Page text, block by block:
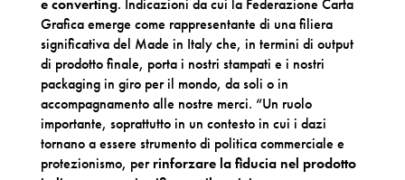
e converting. Indicazioni da cui la Federazione Carta
Grafica emerge come rappresentante di una filiera
significativa del Made in Italy che, in termini di output
di prodotto finale, porta i nostri stampati e i nostri
packaging in giro per il mondo, da soli o in
accompagnamento alle nostre merci. “Un ruolo
importante, soprattutto in un contesto in cui i dazi
tornano a essere strumento di politica commerciale e
protezionismo, perrinforzare la fiducia nel prodotto